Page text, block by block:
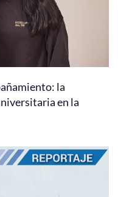
la
en la